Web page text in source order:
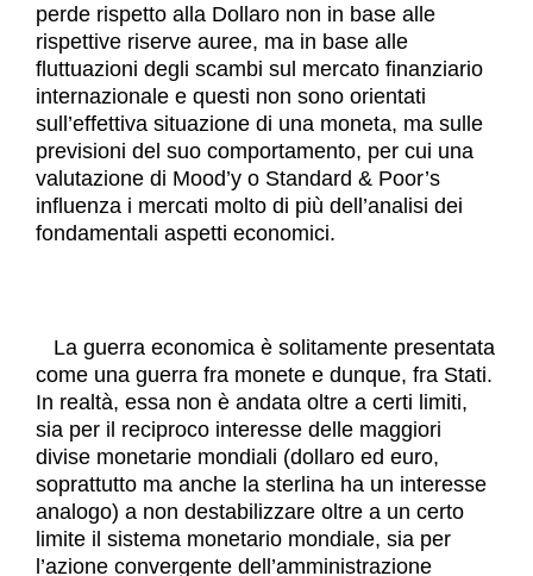
perde rispetto alla Dollaro non in base alle
rispettive riserve auree, ma in base alle
fluttuazioni degli scambi sul mercato finanziario
internazionale e questi non sono orientati
sull’effettiva situazione di una moneta, ma sulle
previsioni del suo comportamento, per cui una
valutazione di Mood’y o Standard & Poor’s
influenza i mercati molto di più dell’analisi dei
fondamentali aspetti economici.
La guerra economica è solitamente presentata
come una guerra fra monete e dunque, fra Stati.
In realtà, essa non è andata oltre a certi limiti,
sia per il reciproco interesse delle maggiori
divise monetarie mondiali (dollaro ed euro,
soprattutto ma anche la sterlina ha un interesse
analogo) a non destabilizzare oltre a un certo
limite il sistema monetario mondiale, sia per
l’azione convergente dell’amministrazione